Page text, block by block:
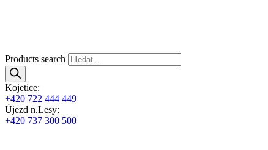
Products search
Kojetice:
+420 722 444 449
Újezd n.Lesy:
+420 737 300 500